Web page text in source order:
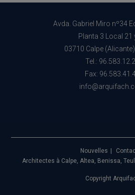
Avda. Gabriel Miro nº34
Planta 3 Local 21
03710 Calpe
Tel.:
Fax:
Nouvelles
Architectes à Calpe, Altea, Benissa,
Copyright